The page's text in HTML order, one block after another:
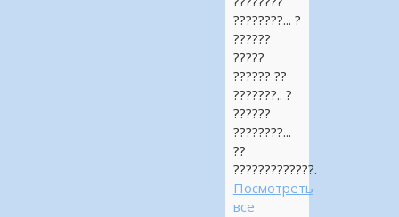
????????... ?
??????
?????
?????? ??
???????.. ?
??????
????????...
??
?????????????.
Посмотреть
все